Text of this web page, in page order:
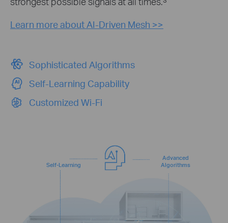
Learn more about AI-Driven Mesh >>
Sophisticated Algorithms
Self-Learning Capability
Customized Wi-Fi
Self-Learning
Advanced
Algorithms